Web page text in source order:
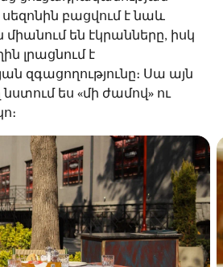
սեզոնին բացվում է նաև
են էկրանները, իսկ
լրացնում է
զգացողությունը։ Սա այն
ես «մի ժամով» ու